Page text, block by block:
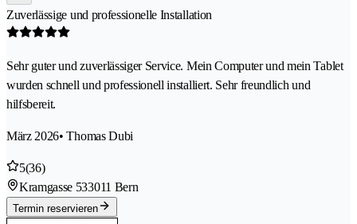
Zuverlässige und professionelle Installation
Sehr guter und zuverlässiger Service. Mein Computer und mein Tablet
wurden schnell und professionell installiert. Sehr freundlich und
hilfsbereit.
März 2026• Thomas Dubi
5(36)
Kramgasse 533011 Bern
Termin reservieren